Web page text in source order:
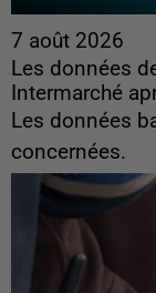
7 août 2026
Les données
Intermarché
Les données
concernées.